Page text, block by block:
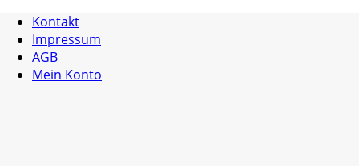
Kontakt
Impressum
AGB
Mein Konto